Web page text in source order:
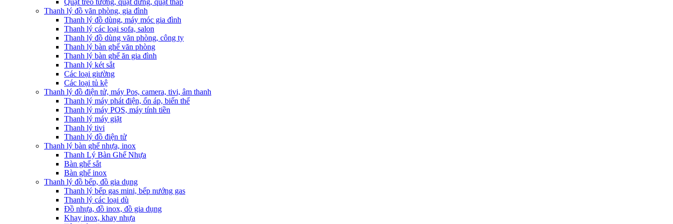
Quạt treo tường, quạt đứng, quạt tháp
Thanh lý đồ văn phòng, gia đình
Thanh lý đồ dùng, máy móc gia đình
Thanh lý các loại sofa, salon
Thanh lý đồ dùng văn phòng, công ty
Thanh lý bàn ghế văn phòng
Thanh lý bàn ghế ăn gia đình
Thanh lý két sắt
Các loại giường
Các loại tủ kệ
Thanh lý đồ điện tử, máy Pos, camera, tivi, âm thanh
Thanh lý máy phát điện, ổn áp, biến thế
Thanh lý máy POS, máy tính tiền
Thanh lý máy giặt
Thanh lý tivi
Thanh lý đồ điện tử
Thanh lý bàn ghế nhựa, inox
Thanh Lý Bàn Ghế Nhựa
Bàn ghế sắt
Bàn ghế inox
Thanh lý đồ bếp, đồ gia dụng
Thanh lý bếp gas mini, bếp nướng gas
Thanh lý các loại dù
Đồ nhựa, đồ inox, đồ gia dụng
Khay inox, khay nhựa